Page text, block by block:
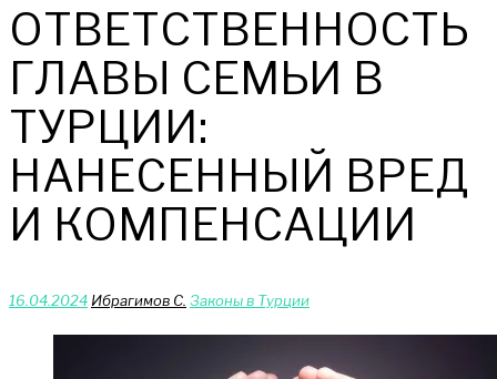
ОТВЕТСТВЕННОСТЬ
ГЛАВЫ СЕМЬИ В
ТУРЦИИ:
НАНЕСЕННЫЙ ВРЕД
И КОМПЕНСАЦИИ
16.04.2024 Ибрагимов С. Законы в Турции